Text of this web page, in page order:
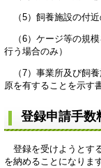
（5）飼養施設の付近
（6）ケージ等の規模
行う場合のみ）
（7）事業所及び飼養
原を有することを示す
登録申請手数
登録を受けようとす
を納めることになります